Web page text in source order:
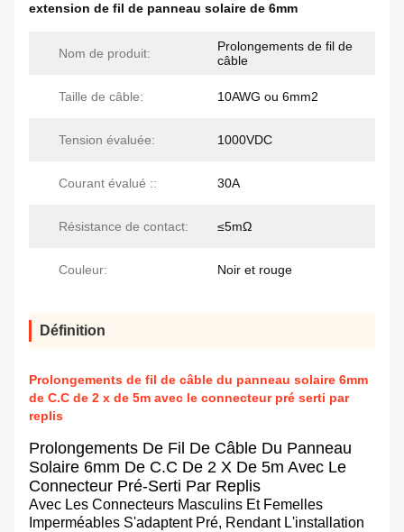
extension de fil de panneau solaire de 6mm
Nom de produit:
Prolongements de fil de
câble
Taille de câble: 10AWG ou 6mm2
Tension évaluée: 1000VDC
Courant évalué :: 30A
Résistance de contact: ≤5mΩ
Couleur: Noir et rouge
Définition
Prolongements de fil de câble du panneau solaire 6mm
de C.C de 2 x de 5m avec le connecteur pré serti par
replis
Prolongements De Fil De Câble Du Panneau
Solaire 6mm De C.C De 2 X De 5m Avec Le
Connecteur Pré-Serti Par Replis
Avec Les Connecteurs Masculins Et Femelles
Imperméables S'adaptent Pré, Rendant L'installation